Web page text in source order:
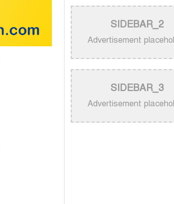
রফির জীবন ও সুরের যাত্রা
>
ট্রাম্প প্রশাসনের সামরিক
নিজের গান ব্যবহার নিয়ে
পেরি
>
নতুন করে ভাইরাল ‘আজ
উদাসী হয়ে’ গানের পেছনের
>নয় মাসের ছেলেকে মঞ্চে
SIDEBAR_2
Advertisement
SIDEBAR_3
Advertisement